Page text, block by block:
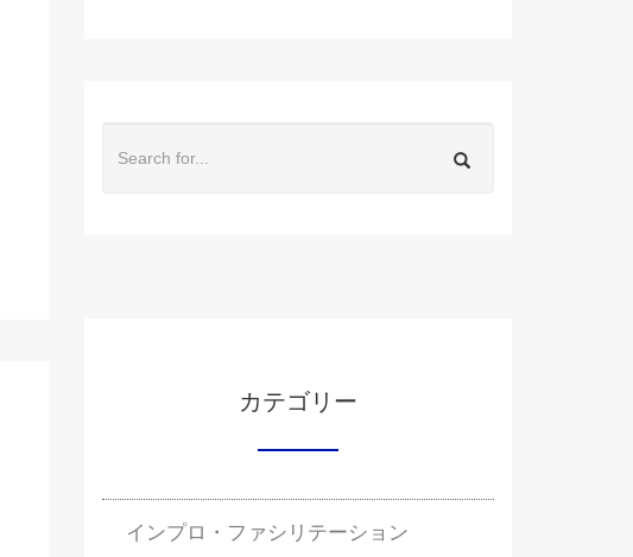
カテゴリー
インプロ・ファシリテーション